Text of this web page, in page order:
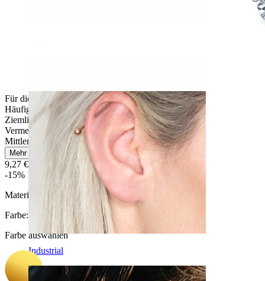
Industrial
Für die meisten Hauttypen
Häufiges Tragen
Ziemlich leicht
Vermeide Wasserkontakt
Mittlere Haltbarkeit
Mehr lesen
9,27 €
-15%
Material:
Chirurgenstahl / Messing
Farbe:
Farbe auswählen